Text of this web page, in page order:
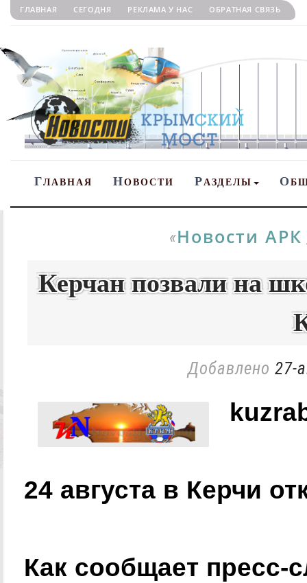
ГЛАВНАЯ СЕГОДНЯ РЕКЛАМА У НАС ОБРАТНАЯ СВЯЗЬ
ГЛАВНАЯ НОВОСТИ РАЗДЕЛЫ О
«Новости АРК
Керчан позвали на
Добавлено 27-
24 августа в Керчи
Как сообщает пресс-